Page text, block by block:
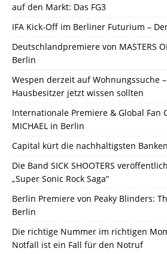
auf den Markt: Das FG3
IFA Kick-Off im Berliner Futurium –
Deutschlandpremiere von MASTERS
Berlin
Wespen derzeit auf Wohnungssuche
Hausbesitzer jetzt wissen sollten
Internationale Premiere & Global Fan
MICHAEL in Berlin
Capital kürt die nachhaltigsten
Die Band SICK SHOOTERS
„Super Sonic Rock Saga“
Berlin Premiere von Peaky Blinders:
Berlin
Die richtige Nummer im richtigen
Notfall ist ein Fall für den Notruf